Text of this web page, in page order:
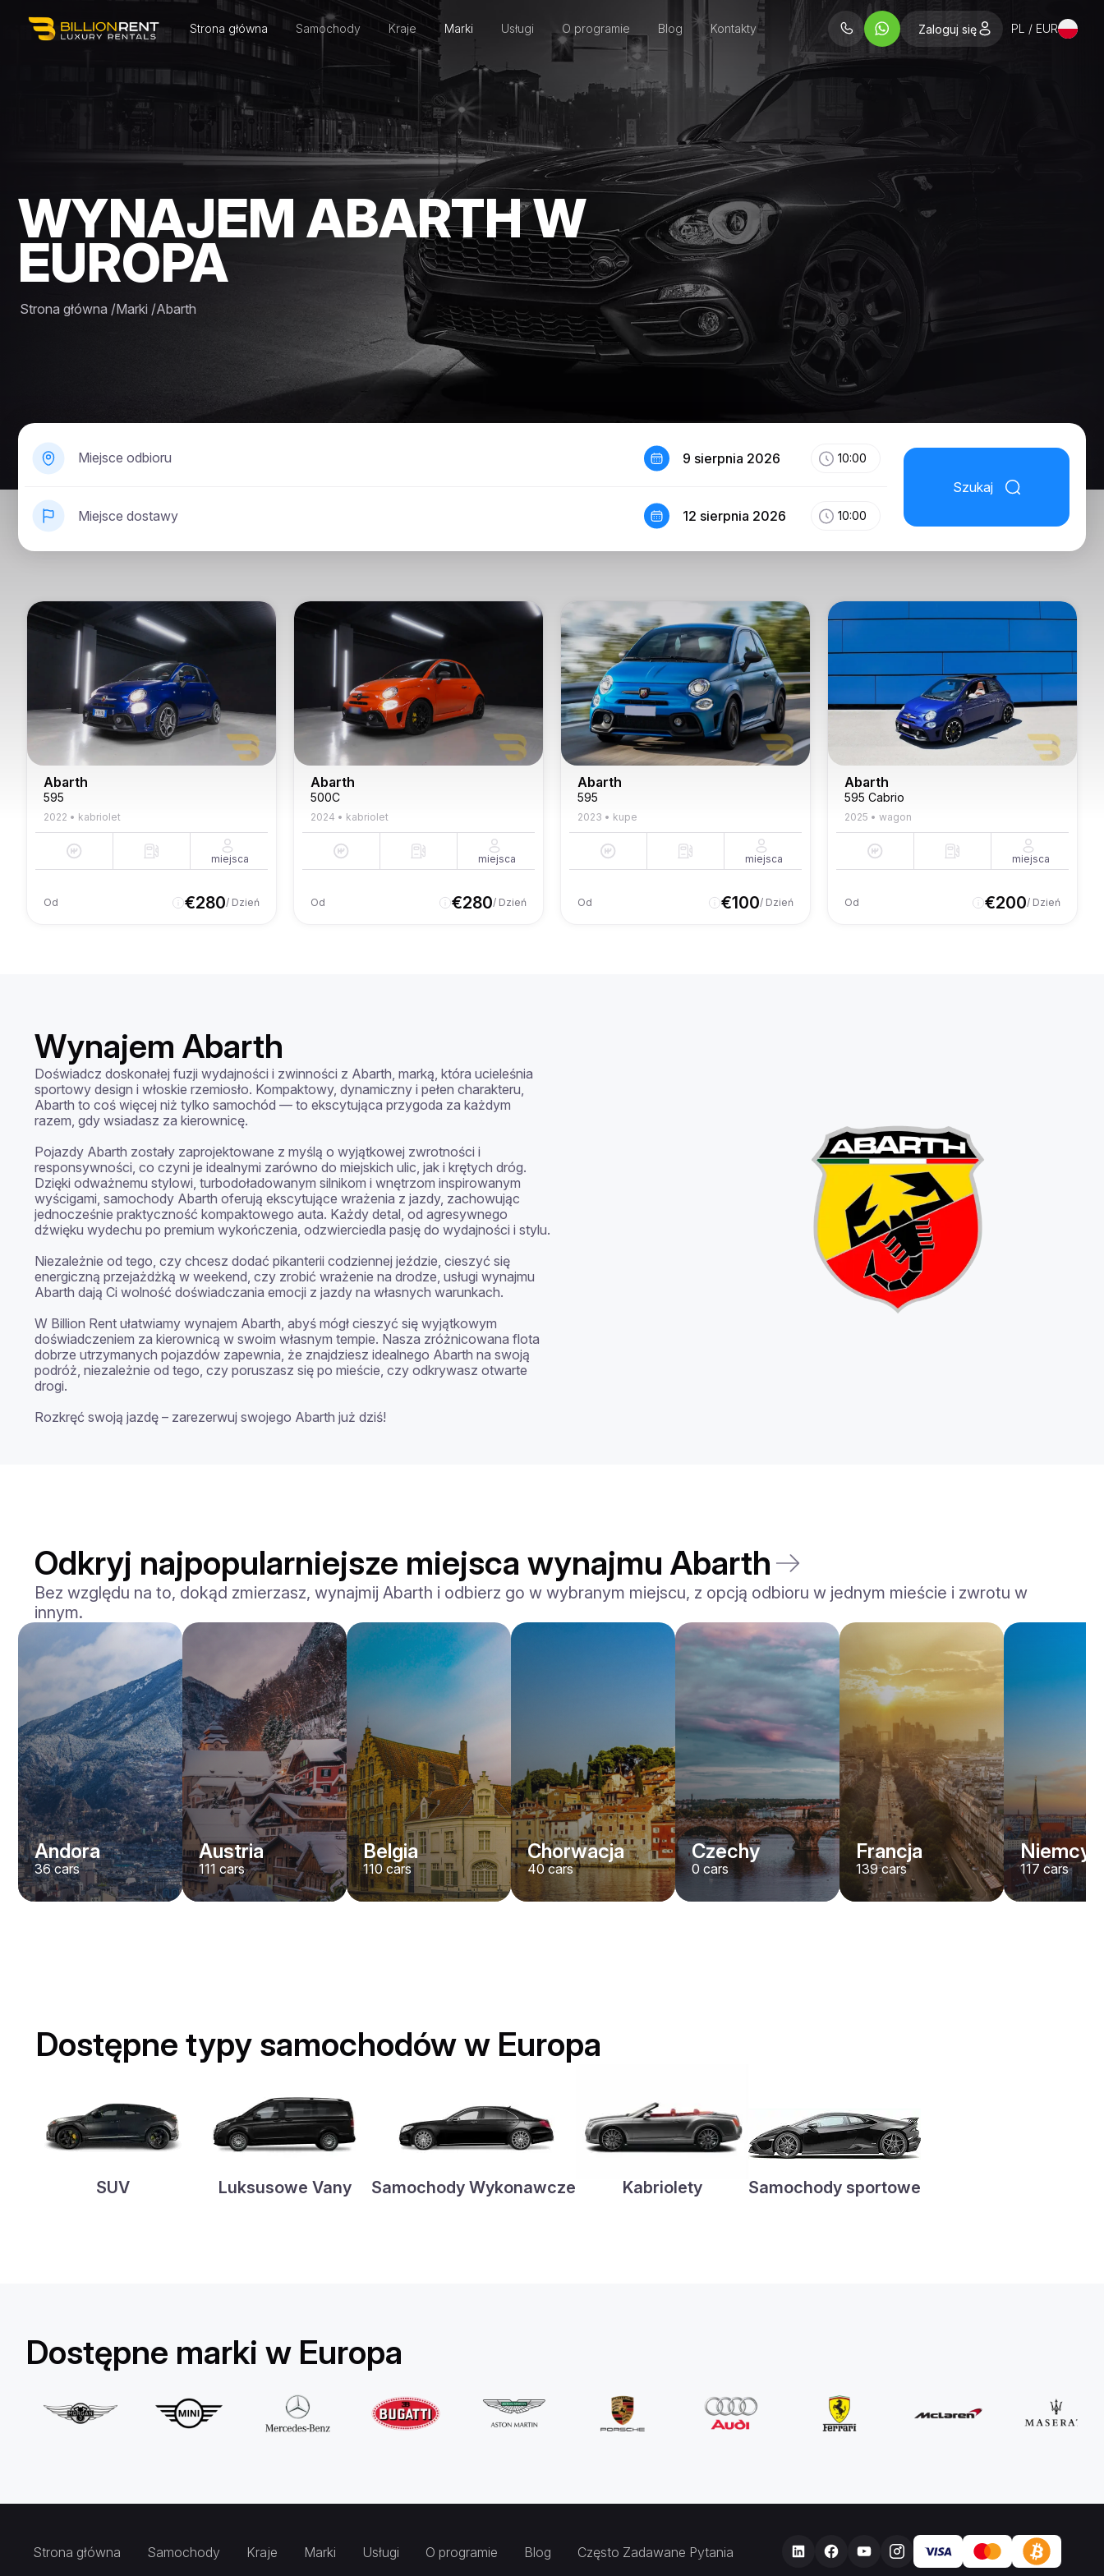
Strona główna Samochody Kraje Marki Usługi O programie Blog Kontakty Zaloguj się PL / EUR
WYNAJEM ABARTH W
EUROPA
Strona główna /Marki /Abarth
Miejsce odbioru
Miejsce dostawy
9 sierpnia 2026 10:00
12 sierpnia 2026 10:00
Szukaj
Abarth
595
2022 • kabriolet
miejsca
Od €280/ Dzień
Abarth
500C
2024 • kabriolet
miejsca
Od €280/ Dzień
Abarth
595
2023 • kupe
miejsca
Od €100/ Dzień
Abarth
595 Cabrio
2025 • wagon
miejsca
Od €200/ Dzień
Wynajem Abarth
Doświadcz doskonałej fuzji wydajności i zwinności z Abarth, marką, która ucieleśnia
sportowy design i włoskie rzemiosło. Kompaktowy, dynamiczny i pełen charakteru,
Abarth to coś więcej niż tylko samochód — to ekscytująca przygoda za każdym
razem, gdy wsiadasz za kierownicę.
Pojazdy Abarth zostały zaprojektowane z myślą o wyjątkowej zwrotności i
responsywności, co czyni je idealnymi zarówno do miejskich ulic, jak i krętych dróg.
Dzięki odważnemu stylowi, turbodoładowanym silnikom i wnętrzom inspirowanym
wyścigami, samochody Abarth oferują ekscytujące wrażenia z jazdy, zachowując
jednocześnie praktyczność kompaktowego auta. Każdy detal, od agresywnego
dźwięku wydechu po premium wykończenia, odzwierciedla pasję do wydajności i stylu.
Niezależnie od tego, czy chcesz dodać pikanterii codziennej jeździe, cieszyć się
energiczną przejażdżką w weekend, czy zrobić wrażenie na drodze, usługi wynajmu
Abarth dają Ci wolność doświadczania emocji z jazdy na własnych warunkach.
W Billion Rent ułatwiamy wynajem Abarth, abyś mógł cieszyć się wyjątkowym
doświadczeniem za kierownicą w swoim własnym tempie. Nasza zróżnicowana flota
dobrze utrzymanych pojazdów zapewnia, że znajdziesz idealnego Abarth na swoją
podróż, niezależnie od tego, czy poruszasz się po mieście, czy odkrywasz otwarte
drogi.
Rozkręć swoją jazdę – zarezerwuj swojego Abarth już dziś!
Odkryj najpopularniejsze miejsca wynajmu Abarth
Bez względu na to, dokąd zmierzasz, wynajmij Abarth i odbierz go w wybranym miejscu, z opcją odbioru w jednym mieście i zwrotu w
innym.
Andora
36cars
Austria
111 cars
Belgia
110cars
Chorwacja
40cars
Czechy
0 cars
Francja
139cars
Niemcy
117 cars
Dostępne typy samochodów w Europa
SUV Luksusowe Vany Samochody Wykonawcze Kabriolety Samochody sportowe
Dostępne marki w Europa
Strona główna Samochody Kraje Marki Usługi O programie Blog Często Zadawane Pytania Kontakty